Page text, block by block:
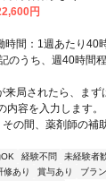
円
時間：1週あたり40
のうち、週40時間
来局されたら、まず
内容を入力します
の間、薬剤師の補
経験不問 未経験者
修あり 賞与あり ブラ